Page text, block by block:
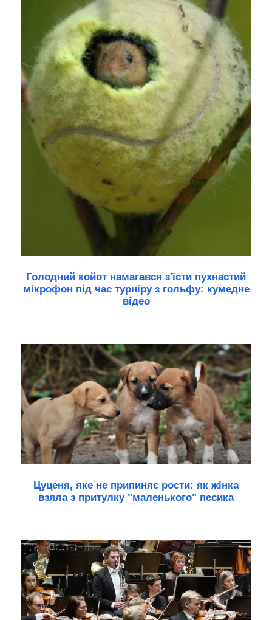
Голодний койот намагався з'їсти пухнастий
мікрофон під час турніру з гольфу: кумедне
відео
Цуценя, яке не припиняє рости: як жінка
взяла з притулку "маленького" песика